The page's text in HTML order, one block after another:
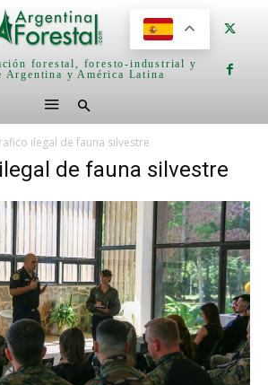
forestal, foresto-industrial y
Argentina y América Latina
ilegal de fauna silvestre
de fauna silvestre